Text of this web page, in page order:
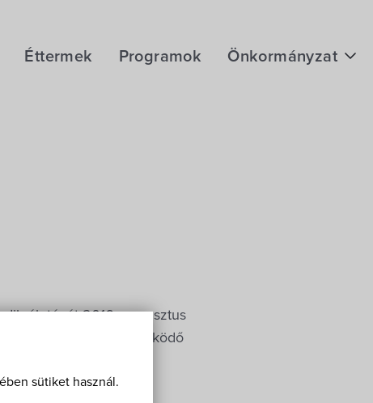
sütiket használ.
Éttermek Programok Önkormányzat
életévét 2016. augusztus
a fenntartásában működő